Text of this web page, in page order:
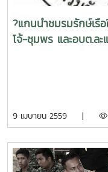
?แกนนำชมรมรักษ์เรื
โจ้-ชุมพร และอบต.ล
9 เมษายน 2559 |